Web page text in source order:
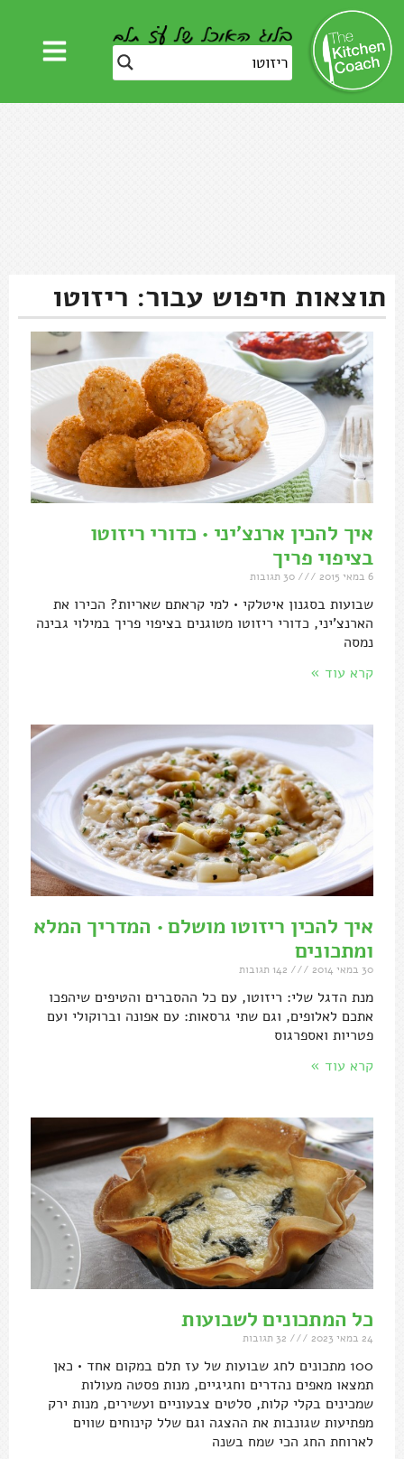
תוצאות חיפוש עבור: ריזוטו
איך להכין ארנצ'יני • כדורי ריזוטו
בציפוי פריך
6 במאי 2015
שבועות בסגנון איטלקי • למי קראתם שאריות? הכירו את
הארנצ'יני, כדורי ריזוטו מטוגנים בציפוי פריך במילוי גבינה
נמסה
קרא עוד »
איך להכין ריזוטו מושלם • המדריך המלא
ומתכונים
30 במאי 2014
מנת הדגל שלי: ריזוטו, עם כל ההסברים והטיפים שיהפכו
אתכם לאלופים, וגם שתי גרסאות: עם אפונה וברוקולי ועם
פטריות ואספרגוס
קרא עוד »
כל המתכונים לשבועות
24 במאי 2023
100 מתכונים לחג שבועות של עז תלם במקום אחד • כאן
תמצאו מאפים נהדרים וחגיגיים, מנות פסטה מעולות
שמכינים בקלי קלות, סלטים צבעוניים ועשירים, מנות ירק
מפתיעות שגונבות את ההצגה וגם שלל קינוחים שווים
לארוחת החג הכי שמח בשנה